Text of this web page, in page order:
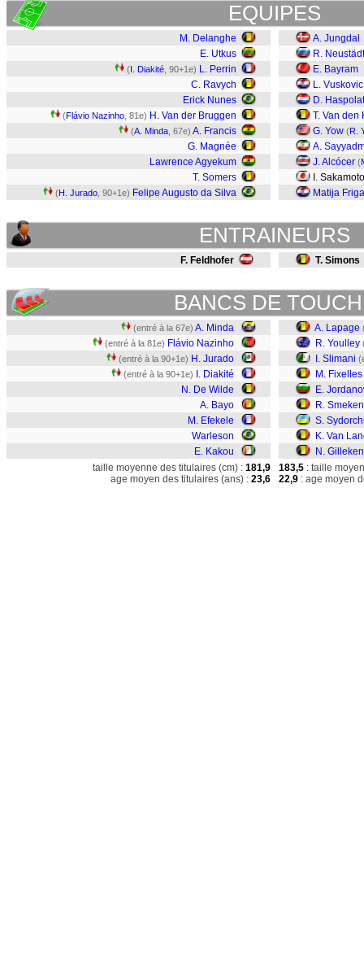
EQUIPES
M. Delanghe
E. Utkus
(I. Diakité , 90+1e) L. Perrin
C. Ravych
Erick Nunes
(Flávio Nazinho , 81e) H. Van der Bruggen
(A. Minda , 67e) A. Francis
G. Magnée
Lawrence Agyekum
T. Somers
(H. Jurado , 90+1e) Felipe Augusto da Silva
A. Jungdal
R.
E. Bayram
L. Vuskovic
D. Haspolat
T. Van den
G. Yow (R.
A.
J. Alcócer (
I. Sakamoto
Matija
ENTRAINEURS
F. Feldhofer T. Simons
BANCS DE
(entré à la 67e) A. Minda
(entré à la 81e) Flávio Nazinho
(entré à la 90+1e) H. Jurado
(entré à la 90+1e)
I. Diakité
N. De Wilde
A. Bayo
M. Efekele
Warleson
E. Kakou
A. Lapage
R. Youlley
I. Slimani
M. Fixelles
E.
R.
S.
K. Van
N.
taille moyenne des titulaires (cm) : 181,9
age moyen des titulaires (ans) : 23,6
183,5 : taille
22,9 : age moyen